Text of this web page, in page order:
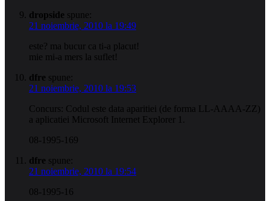
dropside spune:
21 noiembrie, 2010 la 19:49
este? ma bucur ca ti-a placut!
mie mi-a mers la suflet!
dfre spune:
21 noiembrie, 2010 la 19:53
Concurs: Codul este data aparitiei (de forma LL-AAAA-ZZ)
a aplicatiei Microsoft Internet Explorer 1.
08-1995-169
dfre spune:
21 noiembrie, 2010 la 19:54
08-1995-16